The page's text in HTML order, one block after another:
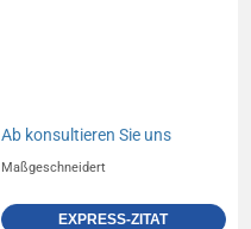
Ab konsultieren Sie uns
Maßgeschneidert
EXPRESS-ZITAT